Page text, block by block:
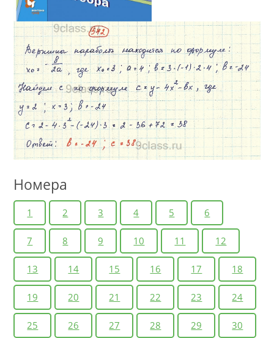
Номера
1 2 3 4 5 6
7 8 9 10 11 12
13 14 15 16 17 18
19 20 21 22 23 24
25 26 27 28 29 30